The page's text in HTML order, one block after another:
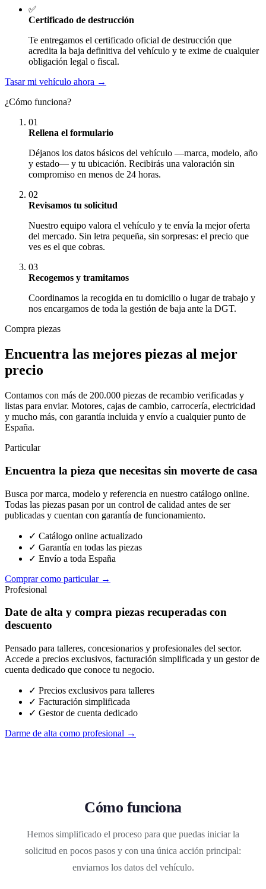
✅
Certificado de destrucción
Te entregamos el certificado oficial de destrucción que
acredita la baja definitiva del vehículo y te exime de cualquier
obligación legal o fiscal.
Tasar mi vehículo ahora →
¿Cómo funciona?
01
Rellena el formulario
Déjanos los datos básicos del vehículo —marca, modelo, año
y estado— y tu ubicación. Recibirás una valoración sin
compromiso en menos de 24 horas.
02
Revisamos tu solicitud
Nuestro equipo valora el vehículo y te envía la mejor oferta
del mercado. Sin letra pequeña, sin sorpresas: el precio que
ves es el que cobras.
03
Recogemos y tramitamos
Coordinamos la recogida en tu domicilio o lugar de trabajo y
nos encargamos de toda la gestión de baja ante la DGT.
Compra piezas
Encuentra las mejores piezas al mejor
precio
Contamos con más de 200.000 piezas de recambio verificadas y
listas para enviar. Motores, cajas de cambio, carrocería, electricidad
y mucho más, con garantía incluida y envío a cualquier punto de
España.
Particular
Encuentra la pieza que necesitas sin moverte de casa
Busca por marca, modelo y referencia en nuestro catálogo online.
Todas las piezas pasan por un control de calidad antes de ser
publicadas y cuentan con garantía de funcionamiento.
✓ Catálogo online actualizado
✓ Garantía en todas las piezas
✓ Envío a toda España
Comprar como particular →
Profesional
Date de alta y compra piezas recuperadas con
descuento
Pensado para talleres, concesionarios y profesionales del sector.
Accede a precios exclusivos, facturación simplificada y un gestor de
cuenta dedicado que conoce tu negocio.
✓ Precios exclusivos para talleres
✓ Facturación simplificada
✓ Gestor de cuenta dedicado
Darme de alta como profesional →
Cómo funciona
Hemos simplificado el proceso para que puedas iniciar la
solicitud en pocos pasos y con una única acción principal:
enviarnos los datos del vehículo.